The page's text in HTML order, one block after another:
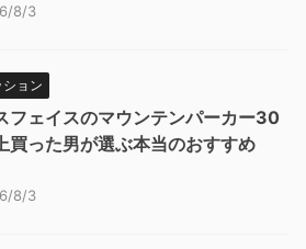
8/3
ション
フェイスのマウンテンパーカー30
買った男が選ぶ本当のおすすめ
8/3